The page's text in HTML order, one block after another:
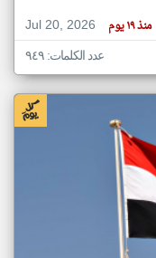
Jul 20, 2026
منذ ١٩ يوم
عدد الكلمات: ٩٤٩